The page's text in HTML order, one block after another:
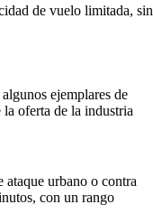
de vuelo limitada, sin
ejemplares de
oferta de la industria
urbano o contra
con un rango